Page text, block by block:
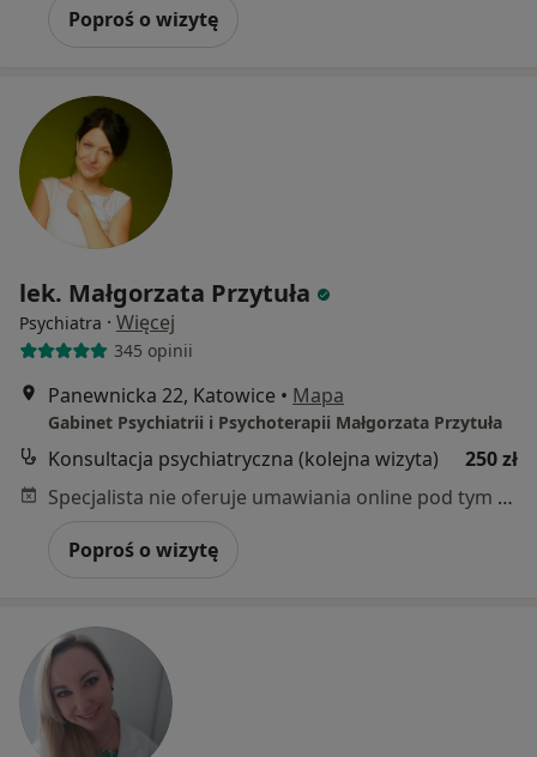
Poproś o wizytę
lek. Małgorzata Przytuła
Psychiatra · Więcej
345 opinii
Panewnicka 22, Katowice • Mapa
Gabinet Psychiatrii i Psychoterapii Małgorzata Przytuła
Konsultacja psychiatryczna (kolejna wizyta)
250 zł
Specjalista nie oferuje umawiania online pod tym adresem.
Poproś o wizytę